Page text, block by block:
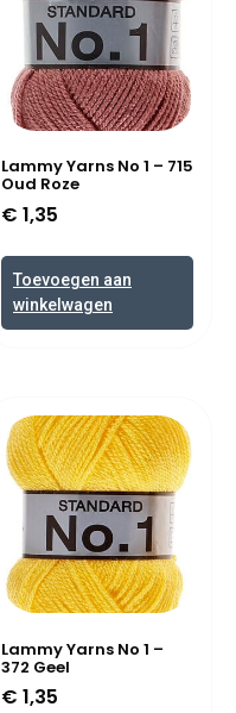
Lammy Yarns No 1 – 715
Oud Roze
€ 1,35
Toevoegen aan
winkelwagen
Lammy Yarns No 1 –
372 Geel
€ 1,35